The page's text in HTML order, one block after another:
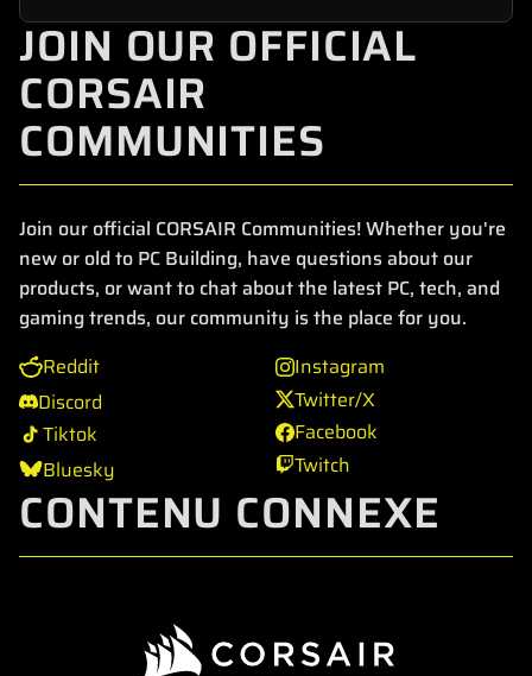
JOIN OUR OFFICIAL
CORSAIR
COMMUNITIES
Join our official CORSAIR Communities! Whether you're
new or old to PC Building, have questions about our
products, or want to chat about the latest PC, tech, and
gaming trends, our community is the place for you.
Reddit
Discord
Tiktok
Bluesky
Instagram
Twitter/X
Facebook
Twitch
CONTENU CONNEXE